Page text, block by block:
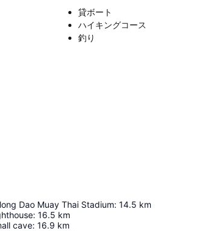
貸ボート
ハイキングコース
釣り
Dao Muay Thai Stadium: 14.5 km
: 16.5 km
cave: 16.9 km